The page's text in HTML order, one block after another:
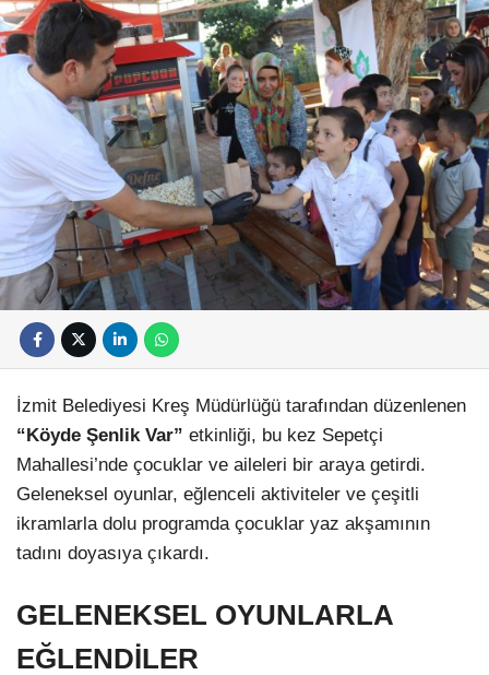
İzmit Belediyesi Kreş Müdürlüğü tarafından düzenlenen
“Köyde Şenlik Var” etkinliği, bu kez Sepetçi
Mahallesi’nde çocuklar ve aileleri bir araya getirdi.
Geleneksel oyunlar, eğlenceli aktiviteler ve çeşitli
ikramlarla dolu programda çocuklar yaz akşamının
tadını doyasıya çıkardı.
GELENEKSEL OYUNLARLA
EĞLENDİLER